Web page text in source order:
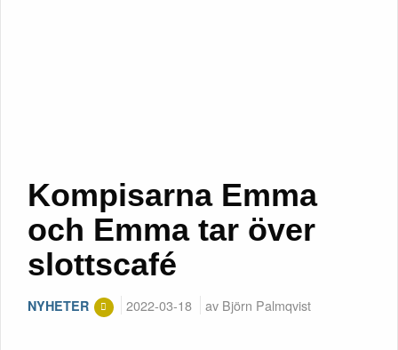
Kompisarna Emma
och Emma tar över
slottscafé
NYHETER 2022-03-18 av Björn Palmqvist